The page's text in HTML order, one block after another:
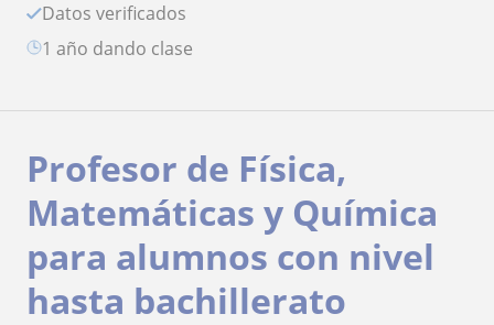
Datos verificados
1 año dando clase
Profesor de Física,
Matemáticas y Química
para alumnos con nivel
hasta bachillerato